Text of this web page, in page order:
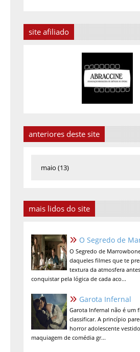
site afiliado
anteriores deste site
mais lidos do site
O Segredo de
O Segredo de
daqueles filmes que te
textura da atmosfera
conquistar pela lógica de cada aco...
Garota Infernal
Garota Infernal não é um
classificar. A princípio
horror adolescente
maquiagem de comédia gr...